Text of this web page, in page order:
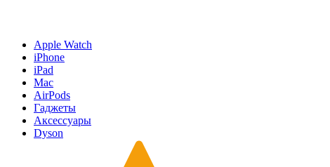
Apple Watch
iPhone
iPad
Mac
AirPods
Гаджеты
Аксессуары
Dyson